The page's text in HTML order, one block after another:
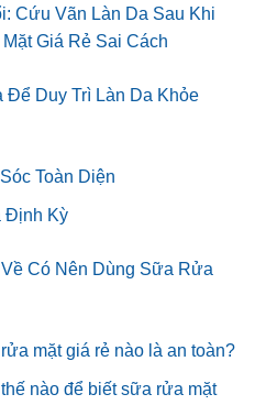
Cứu Vãn Làn Da Sau Khi
Giá Rẻ Sai Cách
Để Duy Trì Làn Da Khỏe
Toàn Diện
Định Kỳ
Có Nên Dùng Sữa Rửa
mặt giá rẻ nào là an toàn?
nào để biết sữa rửa mặt